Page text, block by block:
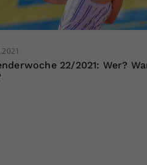
22/2021: Wer?